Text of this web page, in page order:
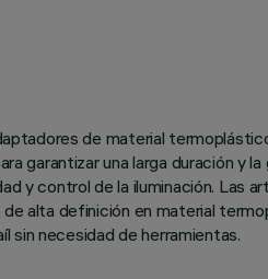
de material
garantizar una larga duración y
y control de la iluminación. Las
alta definición en material
sin necesidad de herramientas.